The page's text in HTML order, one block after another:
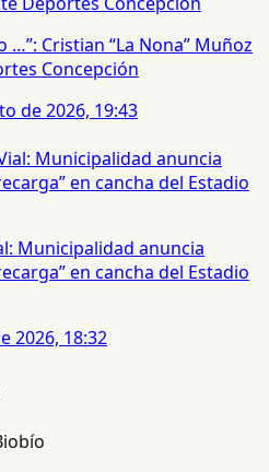
Cristian “La Nona” Muñoz
Concepción
de 2026, 19:43
Municipalidad anuncia
en cancha del Estadio
2026, 18:32